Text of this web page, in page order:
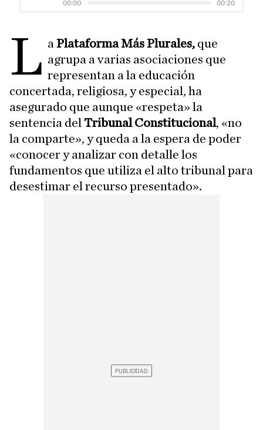
L aPlataforma Más Plurales, que
agrupa a varias asociaciones que
representan a la educación
concertada, religiosa, y especial, ha
asegurado que aunque «respeta» la
sentencia del Tribunal Constitucional, «no
la comparte», y queda a la espera de poder
«conocer y analizar con detalle los
fundamentos que utiliza el alto tribunal para
desestimar el recurso presentado».